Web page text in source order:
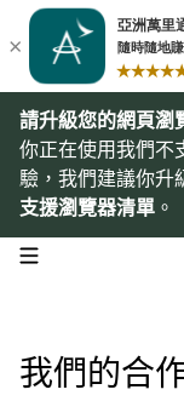
請升級您的網頁瀏
你正在使用我們不
驗，我們建議你
支援瀏覽器清單 。
open navigation menu
我們的合